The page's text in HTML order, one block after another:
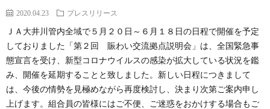
2020.04.23 プレスリリース
ＪＡ大井川管内全域で５月２０日～６月１８日の日程で開催を予定
しておりました「第２回 賑わい交流拠点説明会」は、全国緊急事
態宣言を受け、新型コロナウイルスの感染が拡大している状況を鑑
み、開催を延期することと致しました。新しい日程につきまして
は、今後の情勢を見極めながら再度検討し、決まり次第ご案内申し
上げます。組合員の皆様にはご不便、ご迷惑をおかけする場合もご